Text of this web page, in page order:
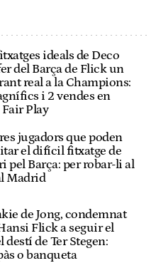
ideals de Deco
del Barça de Flick un
real a la Champions:
i 2 vendes en
Play
jugadors que poden
el difícil fitxatge de
pel Barça: per robar-li al
Madrid
de Jong, condemnat
Flick a seguir el
destí de Ter Stegen:
o banqueta